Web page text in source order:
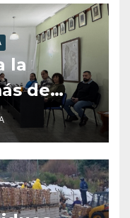
la
de
obras
La